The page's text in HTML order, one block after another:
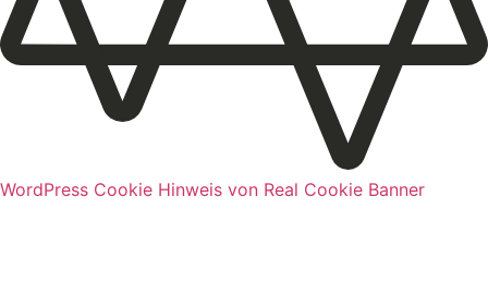
WordPress Cookie Hinweis von Real Cookie Banner